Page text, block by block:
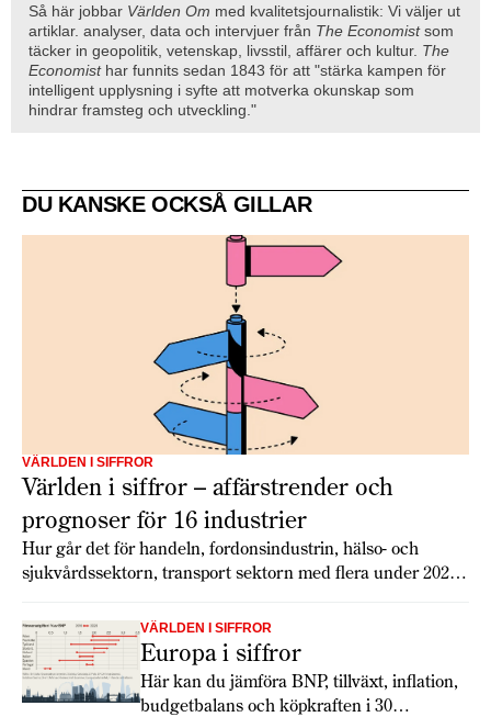
Så här jobbar Världen Om med kvalitetsjournalistik: Vi väljer ut
artiklar. analyser, data och intervjuer från The Economistsom
täcker in geopolitik, vetenskap, livsstil, affärer och kultur. The
Economisthar funnits sedan 1843 för att "stärka kampen för
intelligent upplysning i syfte att motverka okunskap som
hindrar framsteg och utveckling."
DU KANSKE OCKSÅ GILLAR
VÄRLDEN I SIFFROR
Världen i siffror – affärstrender och
prognoser för 16 industrier
Hur går det för handeln, fordonsindustrin, hälso- och
sjukvårdssektorn, transport sektorn med flera under 2026?
16 branscher som ger en inblick i tillväxt, utmaningar och
möjligheter.
VÄRLDEN I SIFFROR
Europa i siffror
Här kan du jämföra BNP, tillväxt, inflation,
budgetbalans och köpkraften i 30